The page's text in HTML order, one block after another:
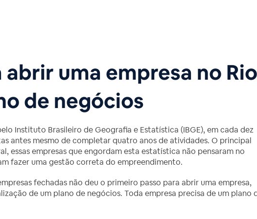
abrir uma empresa no
de negócios
Instituto Brasileiro de Geografia e Estatística (IBGE), em cada dez
antes mesmo de completar quatro anos de atividades. O principal
essas empresas que engordam esta estatística não pensaram no
fazer uma gestão correta do empreendimento.
fechadas não deu o primeiro passo para abrir uma empresa,
de um plano de negócios. Toda empresa precisa de um plano